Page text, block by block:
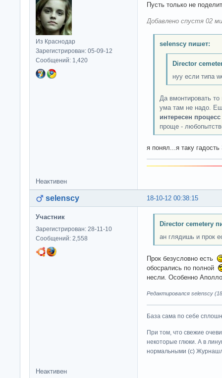
Из Краснодар
Зарегистрирован: 05-09-12
Сообщений: 1,420
Пусть только не
Добавлено спустя 02
selenscy пишет:
Director
нуу если типа
Да вмонтировать
ума там не надо.
интересен процесс
проще -
я понял...я таку
Неактивен
18-10-12 00:38:15
selenscy
Участник
Зарегистрирован: 28-11-10
Сообщений: 2,558
Director cemetery
ан глядишь и прок
Прок безусловно есть
обосрались по полной
несли. Особенно
Редактировался selenscy
База сама по себе
При том, что свежие
некоторые глюки. А в
нормальными (c)
Неактивен